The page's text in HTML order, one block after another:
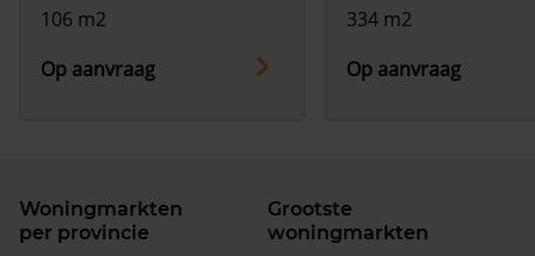
106 m2
Op aanvraag
334 m2
Op aanvraag
Woningmarkten
per provincie
Grootste
woningmarkten